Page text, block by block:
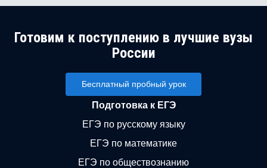
Готовим к поступлению в лучшие вузы
России
Бесплатный пробный урок
Подготовка к ЕГЭ
ЕГЭ по русскому языку
ЕГЭ по математике
ЕГЭ по обществознанию